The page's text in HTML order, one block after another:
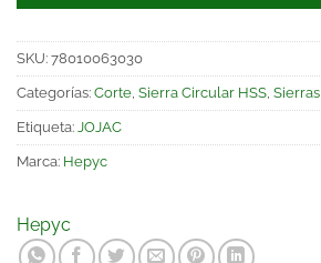
SKU: 78010063030
Categorías: Corte, Sierra Circular HSS, Sierras
Etiqueta: JOJAC
Marca: Hepyc
Hepyc